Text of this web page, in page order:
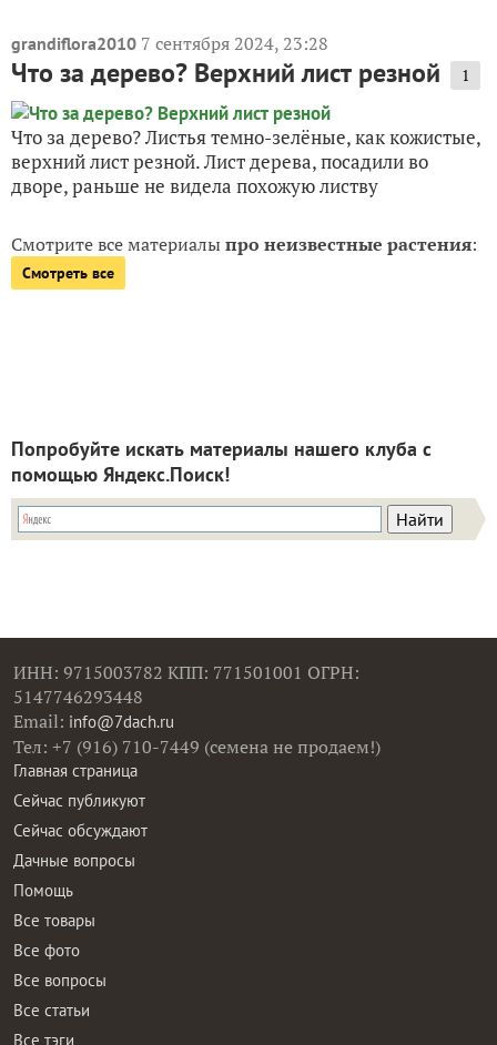
grandiflora2010 7 сентября 2024, 23:28
Что за дерево? Верхний лист резной 1
Что за дерево? Листья темно-зелёные, как кожистые,
верхний лист резной. Лист дерева, посадили во
дворе, раньше не видела похожую листву
Смотрите все материалыпро неизвестные растения:
Смотреть все
Попробуйте искать материалы нашего клуба с
помощью Яндекс.Поиск!
ИНН: 9715003782 КПП: 771501001 ОГРН:
5147746293448
Email: info@7dach.ru
Тел: +7 (916) 710-7449 (семена не продаем!)
Главная страница
Сейчас публикуют
Сейчас обсуждают
Дачные вопросы
Помощь
Все товары
Все фото
Все вопросы
Все статьи
Все тэги